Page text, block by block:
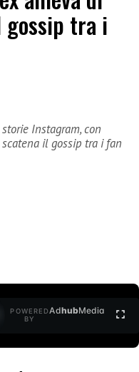
tra i
Instagram, con
il gossip tra i fan
POWERED
BY
AdhubMedia